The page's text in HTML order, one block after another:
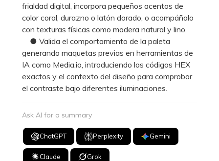
frialdad digital, incorpora pequeños acentos de
color coral, durazno o latón dorado, o acompáñalo
con texturas físicas como madera natural y lino.
● Valida el comportamiento de la paleta
generando maquetas previas en herramientas de
IA como Media.io, introduciendo los códigos HEX
exactos y el contexto del diseño para comprobar
el contraste bajo diferentes iluminaciones.
Ask AI for a summary
ChatGPT Perplexity Gemini
Claude Grok